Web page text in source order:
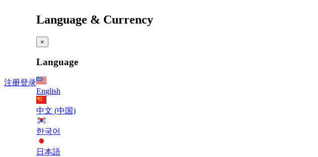
注册登录
Language & Currency
×
Language
English
中文 (中国)
한국어
日本語